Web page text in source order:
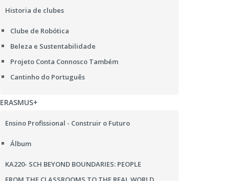
Historia de clubes
Clube de Robótica
Beleza e Sustentabilidade
Projeto Conta Connosco Também
Cantinho do Português
ERASMUS+
Ensino Profissional - Construir o Futuro
Álbum
KA220- SCH BEYOND BOUNDARIES: PEOPLE